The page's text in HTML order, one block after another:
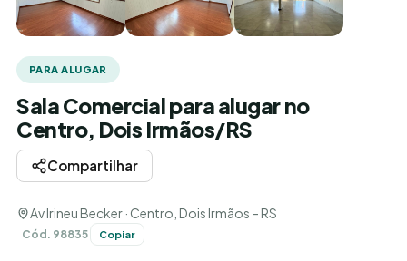
PARA ALUGAR
Sala Comercial para alugar no
Centro, Dois Irmãos/RS
Compartilhar
Av Irineu Becker · Centro, Dois Irmãos – RS
Cód. 98835 Copiar